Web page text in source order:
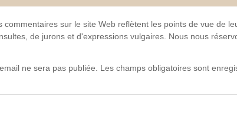
commentaires sur le site Web reflètent les points de vue de
de jurons et d'expressions vulgaires. Nous nous
ne sera pas publiée. Les champs obligatoires sont